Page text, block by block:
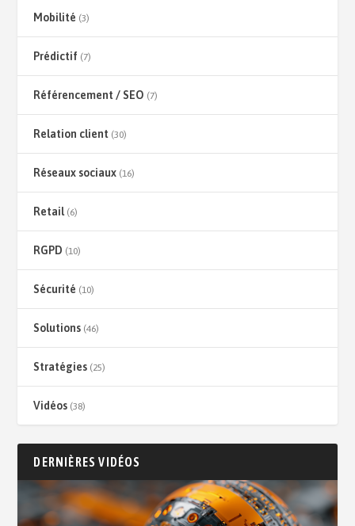
Mobilité (3)
Prédictif (7)
Référencement / SEO (7)
Relation client (30)
Réseaux sociaux (16)
Retail(6)
RGPD (10)
Sécurité (10)
Solutions (46)
Stratégies (25)
Vidéos (38)
DERNIÈRES VIDÉOS